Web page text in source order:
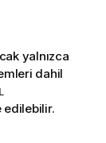
yalnızca
dahil
edilebilir.